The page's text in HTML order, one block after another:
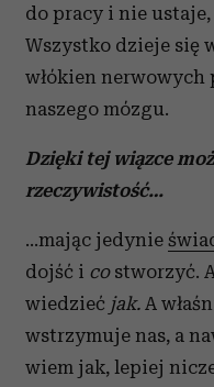
do pracy i nie
Wszystko dzieje się
włókien nerwowych
naszego mózgu.
Dzięki tej wiązce
rzeczywistość…
…mając jedynie
dojść i costworzyć.
wiedzieć jak. A
wstrzymuje nas, a
wiem jak, lepiej